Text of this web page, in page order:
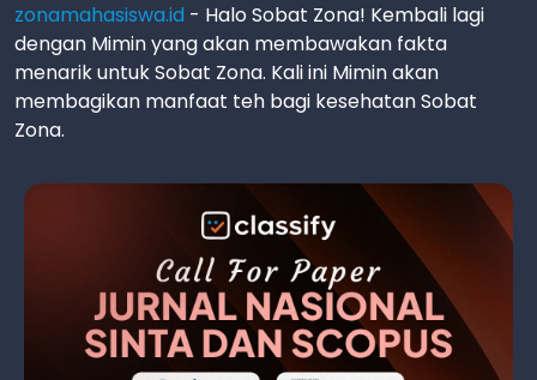
zonamahasiswa.id - Halo Sobat Zona! Kembali lagi
dengan Mimin yang akan membawakan fakta
menarik untuk Sobat Zona. Kali ini Mimin akan
membagikan manfaat teh bagi kesehatan Sobat
Zona.